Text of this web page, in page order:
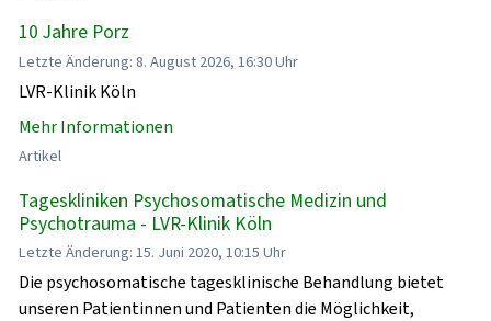
10 Jahre Porz
Letzte Änderung: 8. August 2026, 16:30 Uhr
LVR-Klinik Köln
Mehr Informationen
Artikel
Tageskliniken Psychosomatische Medizin und
Psychotrauma - LVR-Klinik Köln
Letzte Änderung: 15. Juni 2020, 10:15 Uhr
Die psychosomatische tagesklinische Behandlung bietet
unseren Patientinnen und Patienten die Möglichkeit,